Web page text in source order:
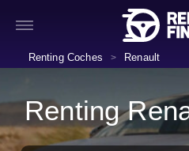
Renting Coches > Renault
Renting